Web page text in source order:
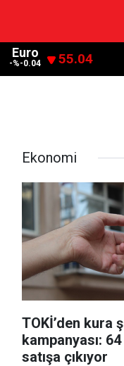
Euro
-%-0.04 55.04
Ekonomi
TOKİ’den kura
kampanyası:
satışa çıkıyor